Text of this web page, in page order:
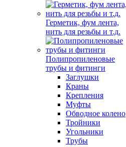
Герметик, фум лента,
нить для резьбы и т.д.
Полипропиленовые
трубы и фитинги
Заглушки
Краны
Крепления
Муфты
Обводное колено
Тройники
Угольники
Трубы